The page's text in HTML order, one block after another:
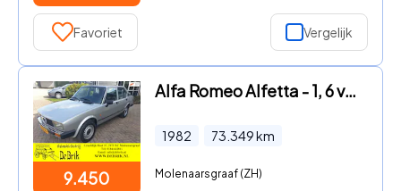
Favoriet Vergelijk
9.450
Alfa Romeo Alfetta - 1, 6 volledig gerestaureerd, leder,
1982 73.349km
Molenaarsgraaf (ZH)